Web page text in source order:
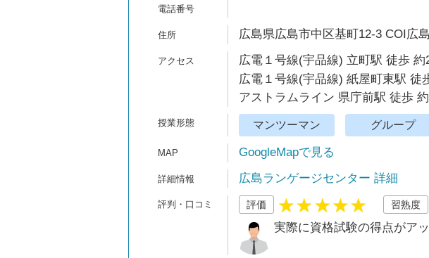
広島県広島市中区基町12-3 COI広
広電１号線(宇品線) 立町駅 徒歩 約
広電１号線(宇品線) 紙屋町東駅 徒
アストラムライン 県庁前駅 徒歩
マンツーマン グループ
GoogleMapで見る
広島ランゲージセンター 詳細
評価 習熟度
実際に資格試験の得点がアッ